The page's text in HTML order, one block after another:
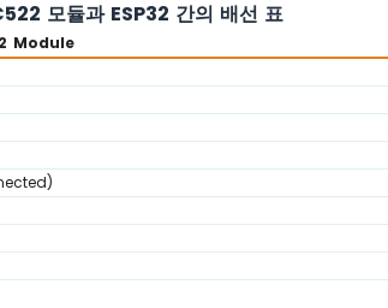
모듈과 ESP32 간의 배선 표
Module